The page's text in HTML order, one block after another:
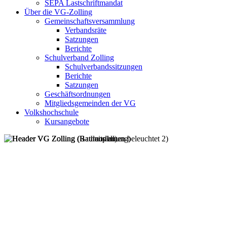
SEPA Lastschriftmandat
Über die VG-Zolling
Gemeinschaftsversammlung
Verbandsräte
Satzungen
Berichte
Schulverband Zolling
Schulverbandssitzungen
Berichte
Satzungen
Geschäftsordnungen
Mitgliedsgemeinden der VG
Volkshochschule
Kursangebote